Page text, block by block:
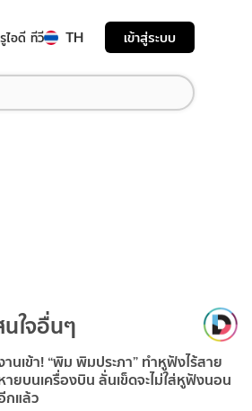
ไอดี ทีวี TH เข้าสู่ระบบ
ใจอื่นๆ
านเข้า! “พิม พิมประภา” ทำหูฟังไร้สาย
ายบนเครื่องบิน ลั่นเข็ดจะไม่ใส่หูฟังนอน
กแล้ว